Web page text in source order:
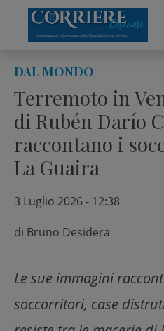
content
DAL MONDO
Terremoto in
di Rubén Darío
raccontano i
La Guaira
3 Luglio 2026 - 12:38
di Bruno Desidera
Le sue immagini
soccorritori, case